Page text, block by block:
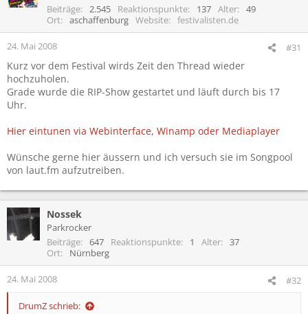
Beiträge
2.545 Reaktionspunkte 137 Alter
49
Ort
aschaffenburg Website festivalisten.de
24. Mai 2008 #31
Kurz vor dem Festival wirds Zeit den Thread wieder
hochzuholen.
Grade wurde die RIP-Show gestartet und läuft durch bis 17
Uhr.
Hier eintunen via Webinterface, Winamp oder Mediaplayer
Wünsche gerne hier äussern und ich versuch sie im Songpool
von laut.fm aufzutreiben.
Nossek
Parkrocker
Beiträge
647 Reaktionspunkte 1 Alter
37
Ort
Nürnberg
24. Mai 2008 #32
DrumZ schrieb: